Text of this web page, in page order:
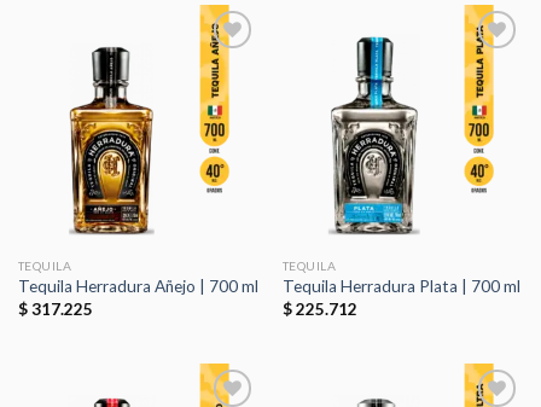
Añadir
a la
lista de
deseos
TEQUILA
Tequila Herradura Añejo | 700 ml
$317.225
Añadir
a la
lista de
deseos
TEQUILA
Tequila Herradura Plata | 700 ml
$225.712